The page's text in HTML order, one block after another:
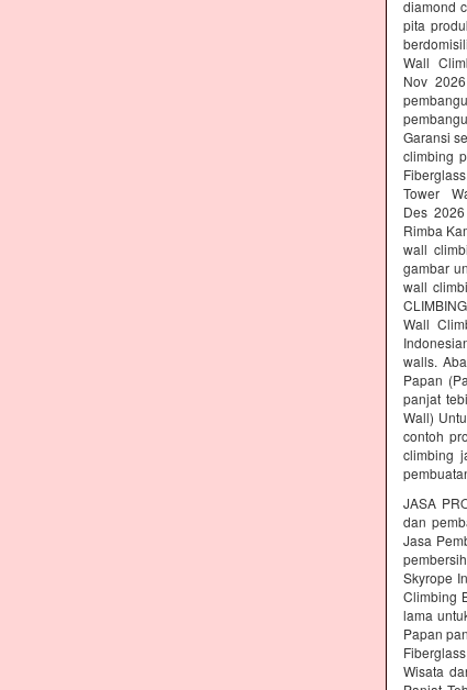
diamond
pita
Wall
Nov
Garansi
climbing
Tower
Des
Rimba
wall
gambar
wall
Wall
walls.
Papan
panjat
Wall)
contoh
climbing
JASA
dan
Jasa
Skyrope
Climbing
lama
Papan
Wisata